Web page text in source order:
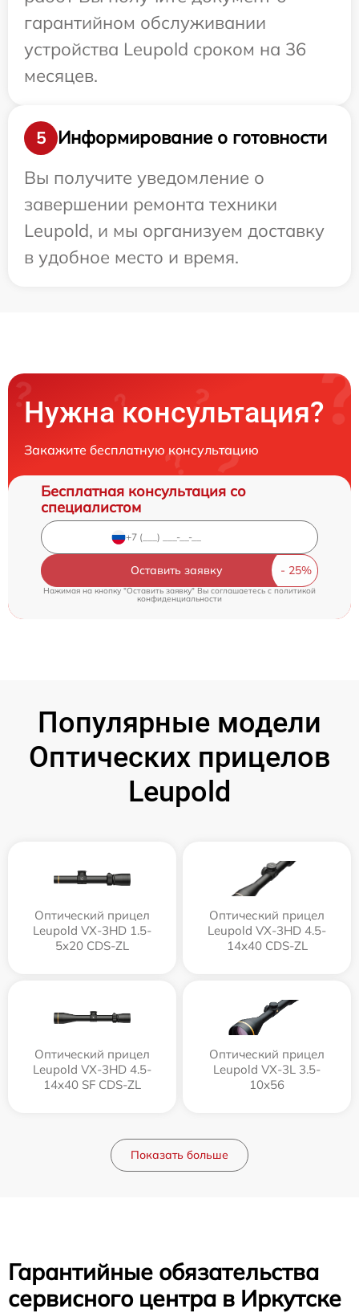
гарантийном обслуживании
устройства Leupold сроком на 36
месяцев.
5
Информирование о готовности
Вы получите уведомление о
завершении ремонта техники
Leupold, и мы организуем доставку
в удобное место и время.
Нужна консультация?
Закажите бесплатную консультацию
Бесплатная консультация со
специалистом
Оставить заявку
Нажимая на кнопку "Оставить заявку" Вы соглашаетесь cполитикой
конфиденциальности
Популярные модели
Оптических прицелов
Leupold
Оптический прицел
Leupold VX-3HD 1.5-
5x20 CDS-ZL
Оптический прицел
Leupold VX-3HD 4.5-
14x40 CDS-ZL
Оптический прицел
Leupold VX-3HD 4.5-
14x40 SF CDS-ZL
Оптический прицел
Leupold VX-3L 3.5-
10x56
Показать больше
Гарантийные обязательства
сервисного центра в Иркутске